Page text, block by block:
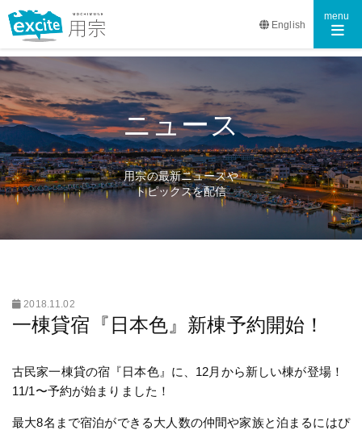
Toggle
menu
English
ニュース
用宗の最新ニュースや
トピックスを配信
2018.11.02
一棟貸宿『日本色』新棟予約開始！
古民家一棟貸の宿『日本色』に、12月から新しい棟が登場！
11/1〜予約が始まりました！
最大8名まで宿泊ができる大人数の仲間や家族と泊まるにはぴ